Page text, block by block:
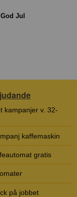
Jul
kampanjer v. 32-
kaffemaskin
gratis
på jobbet